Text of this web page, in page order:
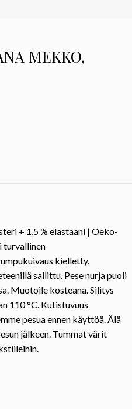
MEKKO,
+ 1,5 % elastaani | Oeko-
kielletty.
sallittu. Pese nurja puoli
Muotoile kosteana. Silitys
110 °C. Kutistuvuus
pesua ennen käyttöä. Älä
jälkeen. Tummat värit